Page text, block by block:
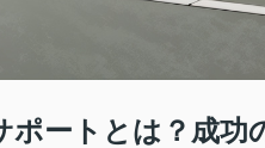
ポートとは？成